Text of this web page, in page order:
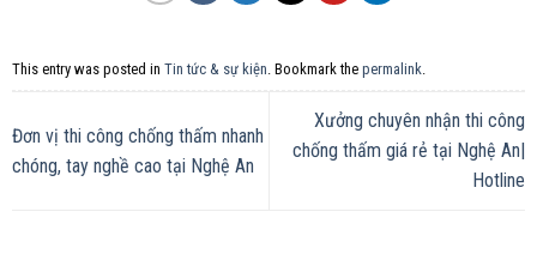
This entry was posted in Tin tức & sự kiện . Bookmark the permalink
Đơn vị thi công chống thấm nhanh
chóng, tay nghề cao tại Nghệ An
Xưởng chuyên nhận thi công
chống thấm giá rẻ tại Nghệ An|
Hotline